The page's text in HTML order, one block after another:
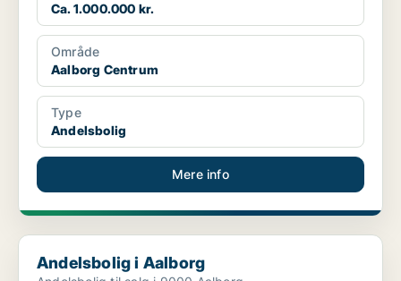
Ca. 1.000.000 kr.
Område
Aalborg Centrum
Type
Andelsbolig
Mere info
Andelsbolig i Aalborg
Andelsbolig i Aalborg